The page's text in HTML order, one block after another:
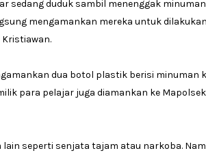
sedang duduk sambil menenggak
mengamankan mereka untuk
Kristiawan.
dua botol plastik berisi minuman
para pelajar juga diamankan ke
lain seperti senjata tajam atau narkoba.